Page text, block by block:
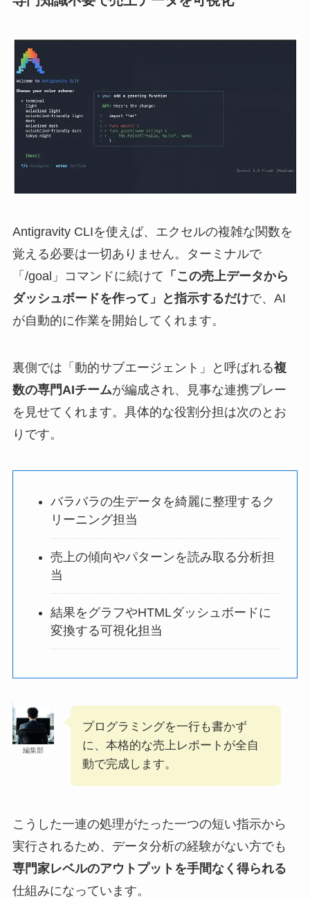
Antigravity CLIを使えば、エクセルの複雑な関数を
覚える必要は一切ありません。ターミナルで
「/goal」コマンドに続けて 「この売上データから
ダッシュボードを作って」と指示するだけで、AI
が自動的に作業を開始してくれます。
裏側では「動的サブエージェント」と呼ばれる複
数の専門AIチームが編成され、見事な連携プレー
を見せてくれます。具体的な役割分担は次のとお
りです。
バラバラの生データを綺麗に整理するク
リーニング担当
売上の傾向やパターンを読み取る分析担
当
結果をグラフやHTMLダッシュボードに
変換する可視化担当
編集部
プログラミングを一行も書かず
に、本格的な売上レポートが全自
動で完成します。
こうした一連の処理がたった一つの短い指示から
実行されるため、データ分析の経験がない方でも
専門家レベルのアウトプットを手間なく得られる
仕組みになっています。